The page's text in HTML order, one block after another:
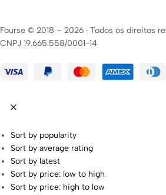
Fourse © 2018 – 2026 · Todos os direitos
CNPJ 19.665.558/0001-14
Sort by popularity
Sort by average rating
Sort by latest
Sort by price: low to high
Sort by price: high to low